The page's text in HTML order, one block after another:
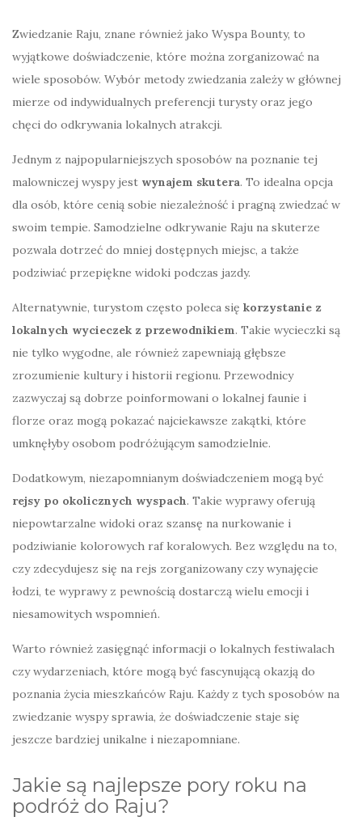
Zwiedzanie Raju, znane również jako Wyspa Bounty, to
wyjątkowe doświadczenie, które można zorganizować na
wiele sposobów. Wybór metody zwiedzania zależy w głównej
mierze od indywidualnych preferencji turysty oraz jego
chęci do odkrywania lokalnych atrakcji.
Jednym z najpopularniejszych sposobów na poznanie tej
malowniczej wyspy jest wynajem skutera. To idealna opcja
dla osób, które cenią sobie niezależność i pragną zwiedzać w
swoim tempie. Samodzielne odkrywanie Raju na skuterze
pozwala dotrzeć do mniej dostępnych miejsc, a także
podziwiać przepiękne widoki podczas jazdy.
Alternatywnie, turystom często poleca się korzystanie z
lokalnych wycieczek z przewodnikiem. Takie wycieczki są
nie tylko wygodne, ale również zapewniają głębsze
zrozumienie kultury i historii regionu. Przewodnicy
zazwyczaj są dobrze poinformowani o lokalnej faunie i
florze oraz mogą pokazać najciekawsze zakątki, które
umknęłyby osobom podróżującym samodzielnie.
Dodatkowym, niezapomnianym doświadczeniem mogą być
rejsy po okolicznych wyspach. Takie wyprawy oferują
niepowtarzalne widoki oraz szansę na nurkowanie i
podziwianie kolorowych raf koralowych. Bez względu na to,
czy zdecydujesz się na rejs zorganizowany czy wynajęcie
łodzi, te wyprawy z pewnością dostarczą wielu emocji i
niesamowitych wspomnień.
Warto również zasięgnąć informacji o lokalnych festiwalach
czy wydarzeniach, które mogą być fascynującą okazją do
poznania życia mieszkańców Raju. Każdy z tych sposobów na
zwiedzanie wyspy sprawia, że doświadczenie staje się
jeszcze bardziej unikalne i niezapomniane.
Jakie są najlepsze pory roku na
podróż do Raju?